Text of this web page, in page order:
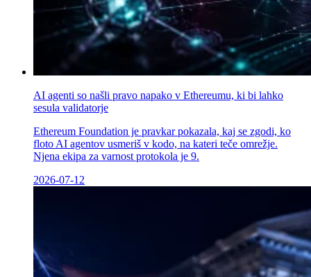
AI agenti so našli pravo napako v Ethereumu, ki bi lahko
sesula validatorje
Ethereum Foundation je pravkar pokazala, kaj se zgodi, ko
floto AI agentov usmeriš v kodo, na kateri teče omrežje.
Njena ekipa za varnost protokola je 9.
2026-07-12